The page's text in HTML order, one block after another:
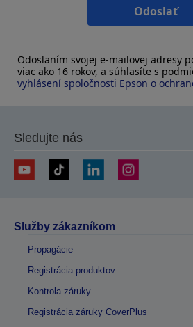
Odoslať
Odoslaním svojej e-mailovej adresy
viac ako 16 rokov, a súhlasíte s
vyhlásení spoločnosti Epson o
Sledujte nás
Služby zákazníkom
Propagácie
Registrácia produktov
Kontrola záruky
Registrácia záruky CoverPlus